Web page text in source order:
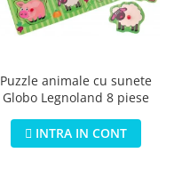
Puzzle animale cu sunete
Globo Legnoland 8 piese
INTRA IN CONT